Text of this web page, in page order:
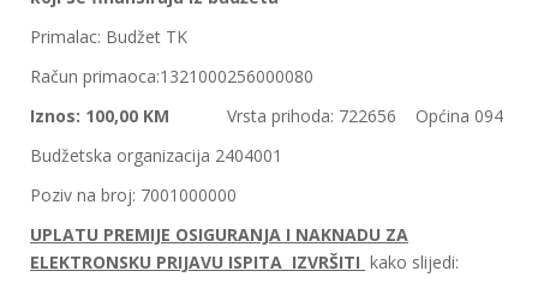
Primalac: Budžet TK
Račun primaoca:1321000256000080
Iznos: 100,00 KM Vrsta prihoda: 722656 Općina 094
Budžetska organizacija 2404001
Poziv na broj: 7001000000
UPLATU PREMIJE OSIGURANJA I NAKNADU ZA
ELEKTRONSKU PRIJAVU ISPITA IZVRŠITI kako slijedi: